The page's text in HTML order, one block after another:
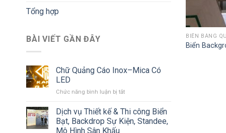
Tổng hợp
BÀI VIẾT GẦN ĐÂY
Chữ Quảng Cáo Inox–Mica Có
LED
Chức năng bình luận bị tắtở
Quảng
Cáo
Inox–
Dịch vụ Thiết kế & Thi công Biển
Bạt, Backdrop Sự Kiện, Standee,
Mô Hình Sân Khấu
BIỂN BẢNG
Biển